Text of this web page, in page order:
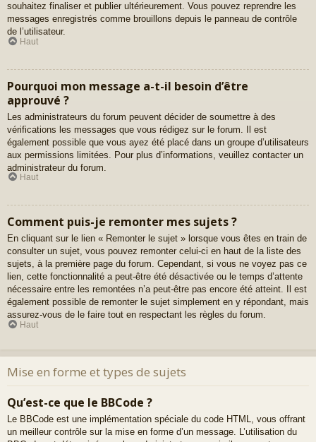
souhaitez finaliser et publier ultérieurement. Vous pouvez reprendre les
messages enregistrés comme brouillons depuis le panneau de contrôle
de l’utilisateur.
Haut
Pourquoi mon message a-t-il besoin d’être
approuvé ?
Les administrateurs du forum peuvent décider de soumettre à des
vérifications les messages que vous rédigez sur le forum. Il est
également possible que vous ayez été placé dans un groupe d’utilisateurs
aux permissions limitées. Pour plus d’informations, veuillez contacter un
administrateur du forum.
Haut
Comment puis-je remonter mes sujets ?
En cliquant sur le lien « Remonter le sujet » lorsque vous êtes en train de
consulter un sujet, vous pouvez remonter celui-ci en haut de la liste des
sujets, à la première page du forum. Cependant, si vous ne voyez pas ce
lien, cette fonctionnalité a peut-être été désactivée ou le temps d’attente
nécessaire entre les remontées n’a peut-être pas encore été atteint. Il est
également possible de remonter le sujet simplement en y répondant, mais
assurez-vous de le faire tout en respectant les règles du forum.
Haut
Mise en forme et types de sujets
Qu’est-ce que le BBCode ?
Le BBCode est une implémentation spéciale du code HTML, vous offrant
un meilleur contrôle sur la mise en forme d’un message. L’utilisation du